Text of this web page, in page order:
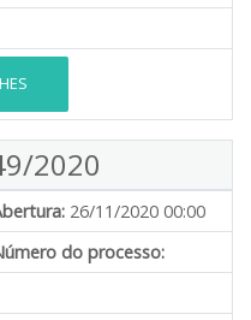
2020
26/11/2020 00:00
do processo: